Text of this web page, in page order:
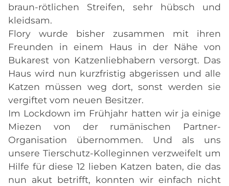
braun-rötlichen Streifen, sehr hübsch und
kleidsam.
Flory wurde bisher zusammen mit ihren
Freunden in einem Haus in der Nähe von
Bukarest von Katzenliebhabern versorgt. Das
Haus wird nun kurzfristig abgerissen und alle
Katzen müssen weg dort, sonst werden sie
vergiftet vom neuen Besitzer.
Im Lockdown im Frühjahr hatten wir ja einige
Miezen von der rumänischen Partner-
Organisation übernommen. Und als uns
unsere Tierschutz-Kolleginnen verzweifelt um
Hilfe für diese 12 lieben Katzen baten, die das
nun akut betrifft, konnten wir einfach nicht